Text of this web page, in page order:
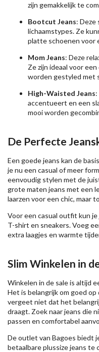
zijn gemakkelijk te
Bootcut Jeans:
lichaamstypes. Ze
platte schoenen voor
Mom Jeans: Deze
Ze zijn ideaal voor
worden gestyled met
High-Waisted Jeans
accentueert en een
mooi worden
De Perfecte
Een goede jeans kan de
je nu een casual of meer
eenvoudig stylen met de
grote maten jeans met een
laarzen voor een chic, maar
Voor een casual outfit kun
T-shirt en sneakers. Voeg
extra laagjes en warmte
Slim Winkelen in
Winkelen in de sale is altijd
Het is belangrijk om goed
vergeet niet dat het
draagt. Zoek naar jeans die
passen en comfortabel
De outlet van Bagoes biedt
betaalbare plussize jeans te